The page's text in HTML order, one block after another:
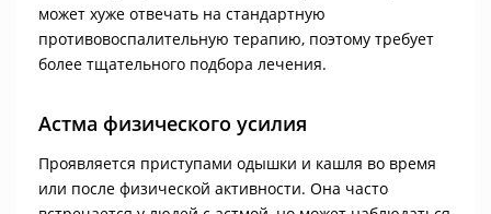
может хуже отвечать на стандартную
противовоспалительную терапию, поэтому требует
более тщательного подбора лечения.
Астма физического усилия
Проявляется приступами одышки и кашля во время
или после физической активности. Она часто